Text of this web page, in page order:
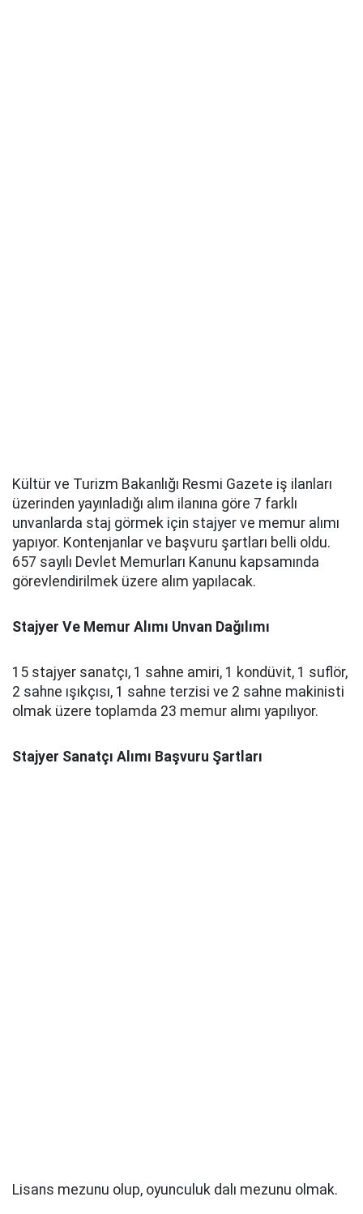
Kültür ve Turizm Bakanlığı Resmi Gazete iş ilanları
üzerinden yayınladığı alım ilanına göre 7 farklı
unvanlarda staj görmek için stajyer ve memur alımı
yapıyor. Kontenjanlar ve başvuru şartları belli oldu.
657 sayılı Devlet Memurları Kanunu kapsamında
görevlendirilmek üzere alım yapılacak.
Stajyer Ve Memur Alımı Unvan Dağılımı
15 stajyer sanatçı, 1 sahne amiri, 1 kondüvit, 1 suflör,
2 sahne ışıkçısı, 1 sahne terzisi ve 2 sahne makinisti
olmak üzere toplamda 23 memur alımı yapılıyor.
Stajyer Sanatçı Alımı Başvuru Şartları
Lisans mezunu olup, oyunculuk dalı mezunu olmak.